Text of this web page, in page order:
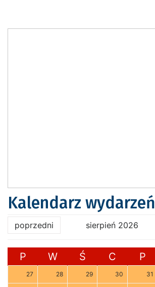
Kalendarz wydarzeń
poprzedni sierpień 2026
P W Ś C P
27 28 29 30 31